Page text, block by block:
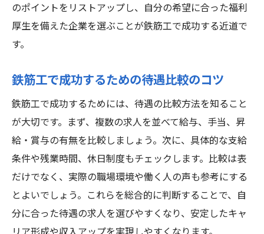
のポイントをリストアップし、自分の希望に合った福利
厚生を備えた企業を選ぶことが鉄筋工で成功する近道で
す。
鉄筋工で成功するための待遇比較のコツ
鉄筋工で成功するためには、待遇の比較方法を知ること
が大切です。まず、複数の求人を並べて給与、手当、昇
給・賞与の有無を比較しましょう。次に、具体的な支給
条件や残業時間、休日制度もチェックします。比較は表
だけでなく、実際の職場環境や働く人の声も参考にする
とよいでしょう。これらを総合的に判断することで、自
分に合った待遇の求人を選びやすくなり、安定したキャ